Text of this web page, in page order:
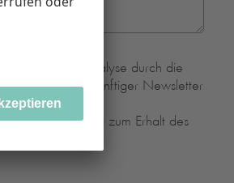
sowie der Analyse durch die
zukünftiger Newsletter
du in
Einwilligung zum Erhalt des